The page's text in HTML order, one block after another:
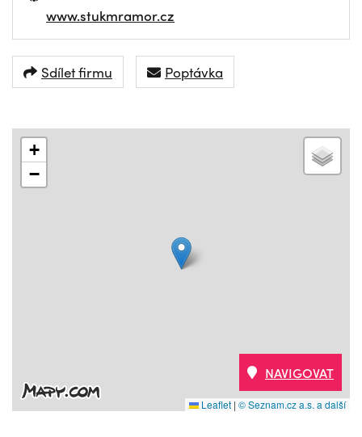
www.stukmramor.cz
Sdílet firmu Poptávka
+
−
Leaflet | © Seznam.cz a.s. a další
NAVIGOVAT